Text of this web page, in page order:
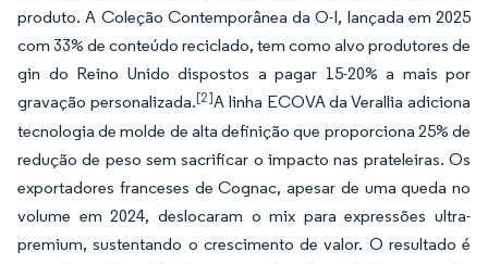
produto. A Coleção Contemporânea da O-I, lançada em 2025
com 33% de conteúdo reciclado, tem como alvo produtores de
gin do Reino Unido dispostos a pagar 15-20% a mais por
gravação personalizada.[2]A linha ECOVA da Verallia adiciona
tecnologia de molde de alta definição que proporciona 25% de
redução de peso sem sacrificar o impacto nas prateleiras. Os
exportadores franceses de Cognac, apesar de uma queda no
volume em 2024, deslocaram o mix para expressões ultra-
premium, sustentando o crescimento de valor. O resultado é